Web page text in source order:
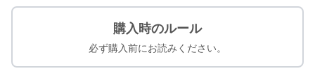
購入時のルール
必ず購入前にお読みください。